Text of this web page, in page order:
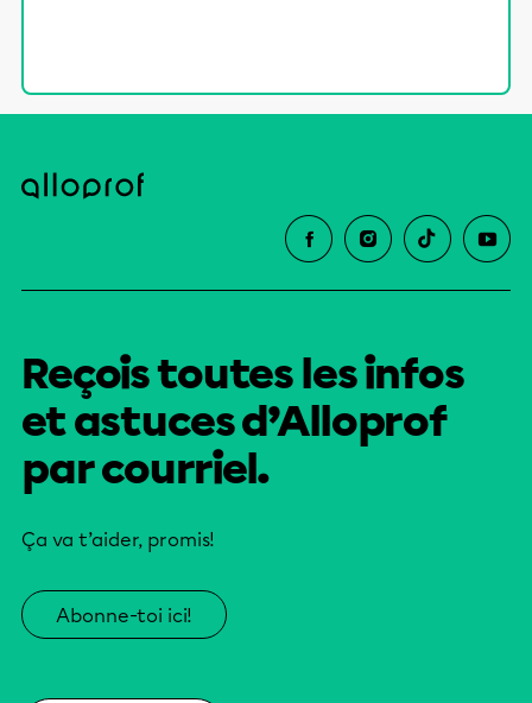
Reçois toutes les infos
et astuces d’Alloprof
par courriel.
Ça va t’aider, promis!
Abonne-toi ici!